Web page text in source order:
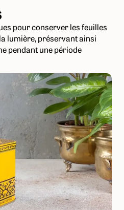
pour conserver les feuilles
lumière, préservant ainsi
pendant une période